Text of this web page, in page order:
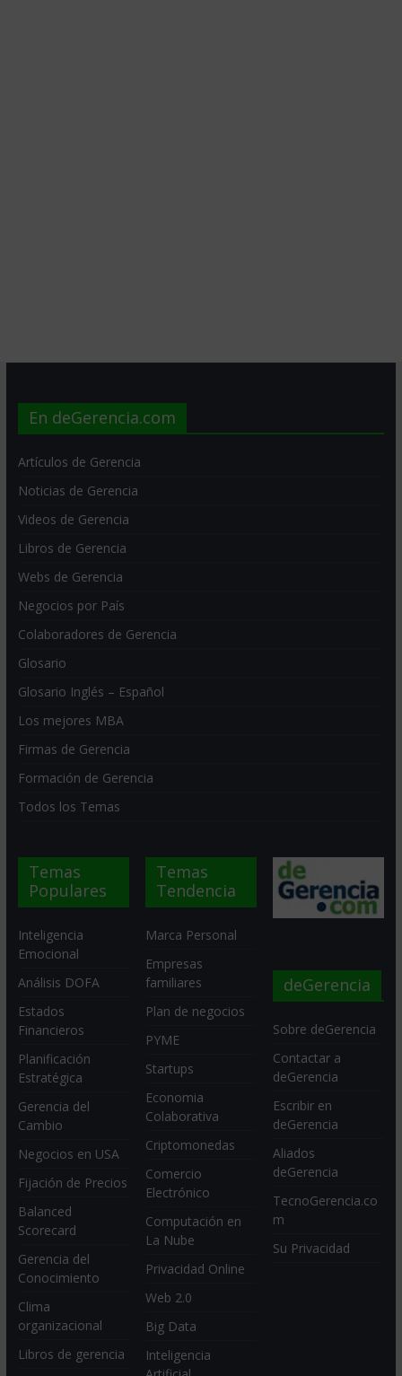
En deGerencia.com
Artículos de Gerencia
Noticias de Gerencia
Videos de Gerencia
Libros de Gerencia
Webs de Gerencia
Negocios por País
Colaboradores de Gerencia
Glosario
Glosario Inglés – Español
Los mejores MBA
Firmas de Gerencia
Formación de Gerencia
Todos los Temas
Temas
Populares
Inteligencia
Emocional
Análisis DOFA
Estados
Financieros
Planificación
Estratégica
Gerencia del
Cambio
Negocios en USA
Fijación de Precios
Balanced
Scorecard
Gerencia del
Conocimiento
Clima
organizacional
Libros de gerencia
Temas
Tendencia
Marca Personal
Empresas
familiares
Plan de negocios
PYME
Startups
Economia
Colaborativa
Criptomonedas
Comercio
Electrónico
Computación en
La Nube
Privacidad Online
Web 2.0
Big Data
Inteligencia
deGerencia
Sobre deGerencia
Contactar a
deGerencia
Escribir en
deGerencia
Aliados
deGerencia
TecnoGerencia.co
m
Su Privacidad